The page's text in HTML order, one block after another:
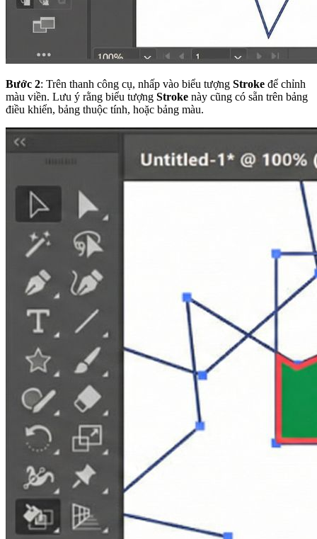
Bước 2: Trên thanh công cụ, nhấp vào biểu tượng Stroke để chỉnh
màu viền. Lưu ý rằng biểu tượng Stroke này cũng có sẵn trên bảng
điều khiển, bảng thuộc tính, hoặc bảng màu.